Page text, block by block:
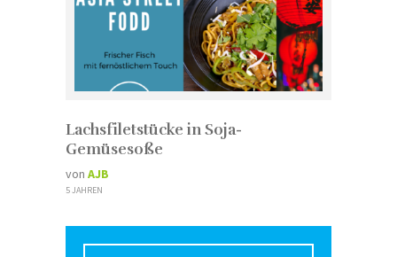
Lachsfiletstücke in Soja-
Gemüsesoße
von AJB
5 JAHREN